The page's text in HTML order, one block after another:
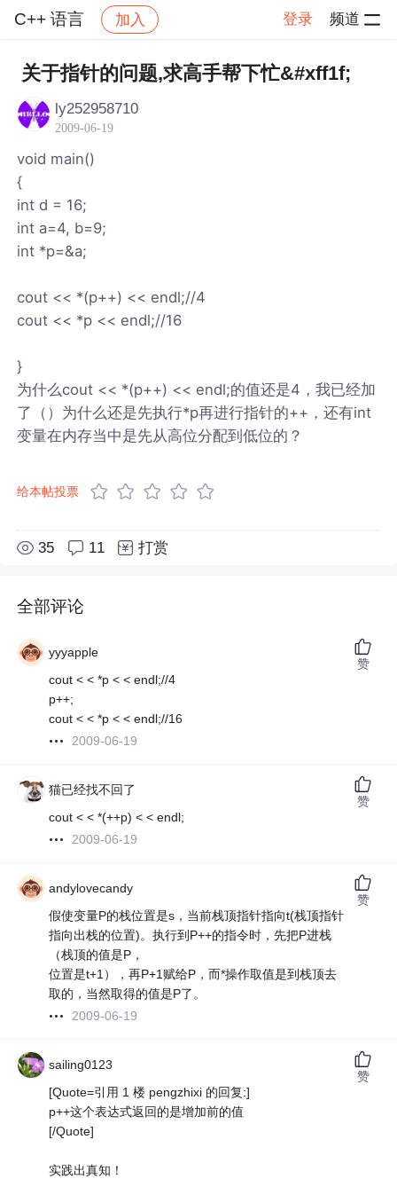
C++ 语言 加入 登录 频道
社区 C++ 语言 帖子详情
关于指针的问题,求高手帮下忙&#xff1f;
ly252958710
2009-06-19
void main()
{
int d = 16;
int a=4, b=9;
int *p=&a;
cout << *(p++) << endl;//4
cout << *p << endl;//16
}
为什么cout << *(p++) << endl;的值还是4，我已经加
了（）为什么还是先执行*p再进行指针的++，还有int
变量在内存当中是先从高位分配到低位的？
给本帖投票
35 11 打赏
全部评论
yyyapple
cout < < *p < < endl;//4
p++;
cout < < *p < < endl;//16
2009-06-19
赞
猫已经找不回了
cout < < *(++p) < < endl;
2009-06-19
赞
andylovecandy
假使变量P的栈位置是s，当前栈顶指针指向t(栈顶指针
指向出栈的位置)。执行到P++的指令时，先把P进栈
（栈顶的值是P，
位置是t+1），再P+1赋给P，而*操作取值是到栈顶去
取的，当然取得的值是P了。
2009-06-19
赞
sailing0123
[Quote=引用 1 楼 pengzhixi 的回复:]
p++这个表达式返回的是增加前的值
[/Quote]
实践出真知！
赞